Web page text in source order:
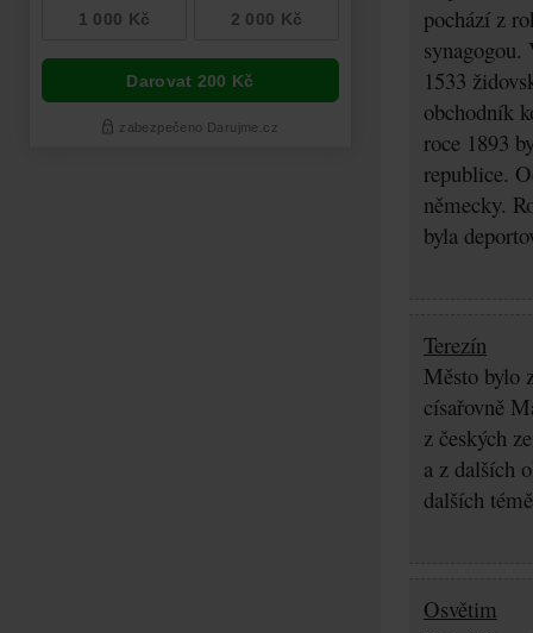
pochází z
1533
obchodník
roce 1893
republice.
německy.
byla
Terezín
Město bylo
císařovně
z českých
a z dalších
dalších
Osvětim